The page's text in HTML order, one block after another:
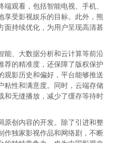
观看，包括智能电视、手机、
享受影视娱乐的目标。此外，熊
面持续优化，为用户呈现高清甚
能、大数据分析和云计算等前沿
荐的精准度，还保障了版权保护
观影历史和偏好，平台能够推送
粘性和满意度。同时，云端存储
和无缝播放，减少了缓存等待时
原创内容的开发。除了引进和整
作独家影视作品和网络剧，不断